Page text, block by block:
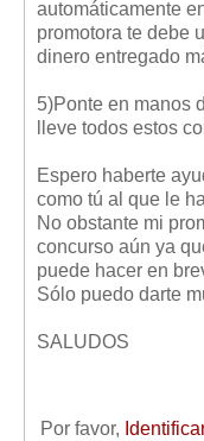
automáticamente
promotora te debe
dinero entregado
5)Ponte en manos
lleve todos estos
Espero haberte
como tú al que le
No obstante mi
concurso aún ya
puede hacer en
Sólo puedo darte
SALUDOS
Por favor,